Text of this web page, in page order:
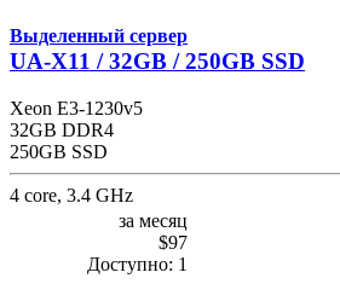
Выделенный сервер
UA-X11 / 32GB / 250GB SSD
Xeon E3-1230v5
32GB DDR4
250GB SSD
4 core, 3.4 GHz
за месяц
$97
Доступно: 1